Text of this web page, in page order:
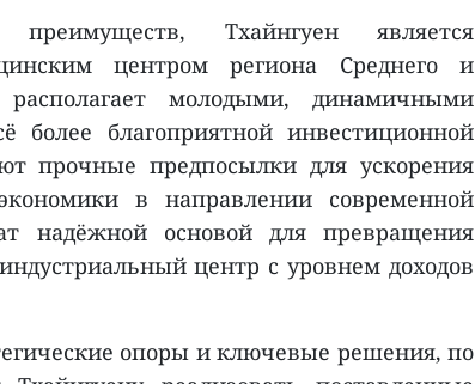
Тхайнгуен является
центром региона Среднего и
располагает молодыми, динамичными
более благоприятной инвестиционной
прочные предпосылки для ускорения
в направлении современной
надёжной основой для превращения
центр с уровнем доходов
опоры и ключевые решения, по